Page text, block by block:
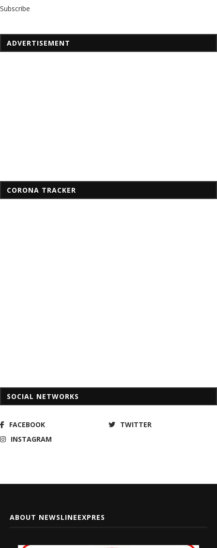
Subscribe
ADVERTISEMENT
CORONA TRACKER
SOCIAL NETWORKS
FACEBOOK
TWITTER
INSTAGRAM
ABOUT NEWSLINEEXPRES